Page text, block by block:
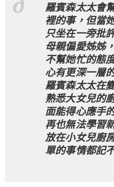
羅賓森太太會
裡的事，但當
只坐在一旁批
母親偏愛姊姊
不幫她忙的態
心有更深一層
羅賓森太太在
熟悉大女兒的
面能得心應手
再也無法學習
放在小女兒廚
單的事情都記